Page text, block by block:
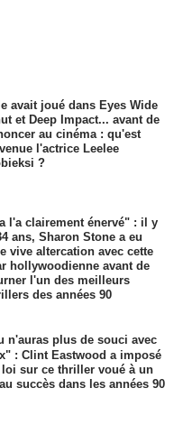
avait joué dans Eyes Wide
et Deep Impact... avant de
au cinéma : qu'est
l'actrice Leelee
?
l'a clairement énervé" : il y
ans, Sharon Stone a eu
vive altercation avec cette
hollywoodienne avant de
l'un des meilleurs
des années 90
n'auras plus de souci avec
: Clint Eastwood a imposé
loi sur ce thriller voué à un
succès dans les années 90